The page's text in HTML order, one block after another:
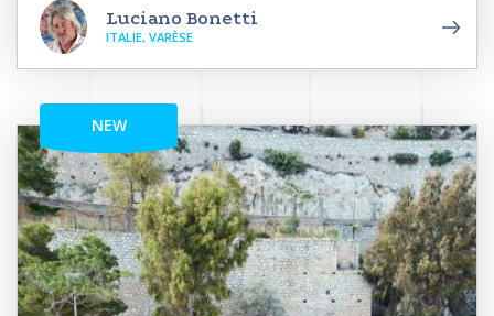
Luciano Bonetti
ITALIE, VARÈSE
NEW